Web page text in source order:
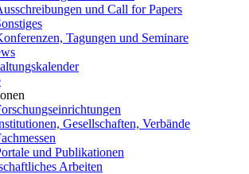
und Call for Papers
Tagungen und Seminare
Gesellschaften, Verbände
und Publikationen
Arbeiten